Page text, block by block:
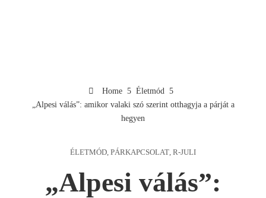
Home
Életmód
„Alpesi válás”: amikor valaki szó szerint otthagyja a párját a
hegyen
ÉLETMÓD, PÁRKAPCSOLAT, R-JULI
„Alpesi válás”: